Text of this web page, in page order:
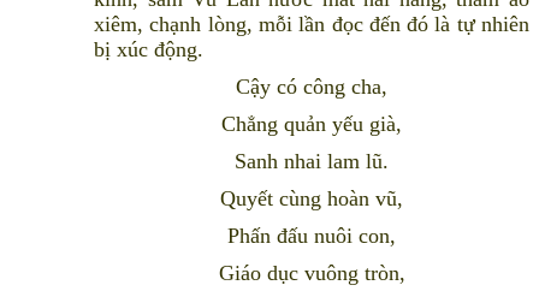
xiêm, chạnh lòng, mỗi lần đọc đến đó là tự nhiên
bị xúc động.
Cậy có công cha,
Chẳng quản yếu già,
Sanh nhai lam lũ.
Quyết cùng hoàn vũ,
Phấn đấu nuôi con,
Giáo dục vuông tròn,